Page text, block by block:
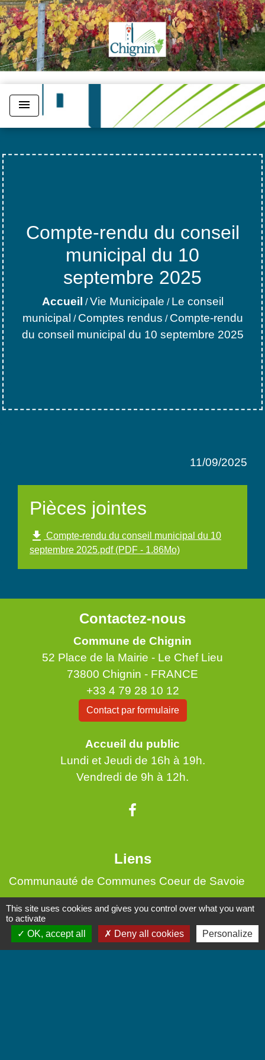
menu
Compte-rendu du conseil
municipal du 10
septembre 2025
Accueil /Vie Municipale / Le conseil
municipal / Comptes rendus / Compte-rendu
du conseil municipal du 10 septembre 2025
11/09/2025
Pièces jointes
file_download Compte-rendu du conseil municipal du 10
septembre 2025.pdf (PDF - 1.86Mo)
Contactez-nous
Commune de Chignin
52 Place de la Mairie - Le Chef Lieu
73800 Chignin - FRANCE
+33 4 79 28 10 12
Contact par formulaire
Accueil du public
Lundi et Jeudi de 16h à 19h.
Vendredi de 9h à 12h.
Liens
Communauté de Communes Coeur de Savoie
Jumelages
Villarbasse - Italie
This site uses cookies and gives you control over what you want
to activate
OK, accept all
Deny all cookies Personalize